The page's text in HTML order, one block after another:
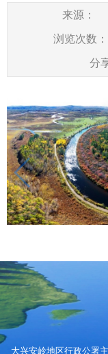
来源：
浏览次数：
分
大兴安岭地区行政公署